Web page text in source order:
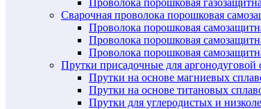
Проволока порошковая
Сварочная проволока порошковая
Проволока порошковая
Проволока порошковая
Проволока порошковая
Прутки присадочные для аргонодуговой
Прутки на основе магниевых
Прутки на основе титановых
Прутки для углеродистых и